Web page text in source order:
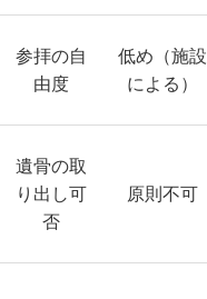
参拝の自
由度
低め（施設
による）
遺骨の取
り出し可
否
原則不可